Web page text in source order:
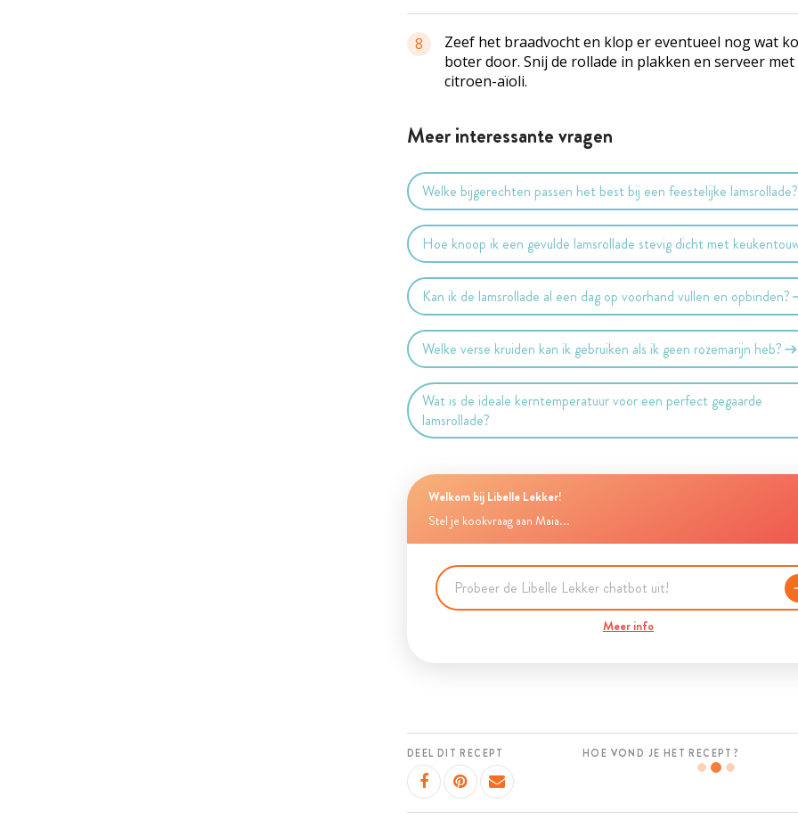
8
Zeef het braadvocht en klop er eventueel nog wat
boter door. Snij de rollade in plakken en serveer met
citroen-aïoli.
Meer interessante vragen
Welke bijgerechten passen het best bij een feestelijke lamsrollade?
Hoe knoop ik een gevulde lamsrollade stevig dicht met
Kan ik de lamsrollade al een dag op voorhand vullen en opbinden?
Welke verse kruiden kan ik gebruiken als ik geen rozemarijn heb?
Wat is de ideale kerntemperatuur voor een perfect gegaarde
lamsrollade?
Welkom bij Libelle Lekker!
Stel je kookvraag aan Maia...
Meer info
DEEL DIT RECEPT HOE VOND JE HET RECEPT?